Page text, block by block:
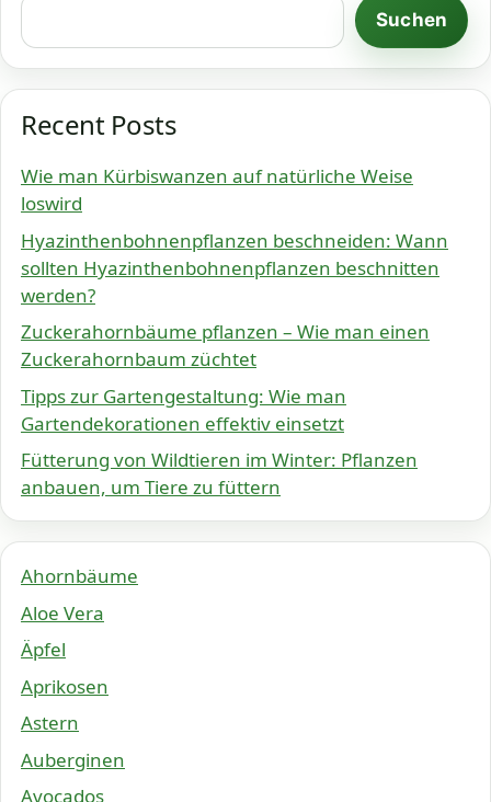
Suchen
Recent Posts
Wie man Kürbiswanzen auf natürliche Weise
loswird
Hyazinthenbohnenpflanzen beschneiden: Wann
sollten Hyazinthenbohnenpflanzen beschnitten
werden?
Zuckerahornbäume pflanzen – Wie man einen
Zuckerahornbaum züchtet
Tipps zur Gartengestaltung: Wie man
Gartendekorationen effektiv einsetzt
Fütterung von Wildtieren im Winter: Pflanzen
anbauen, um Tiere zu füttern
Ahornbäume
Aloe Vera
Äpfel
Aprikosen
Astern
Auberginen
Avocados